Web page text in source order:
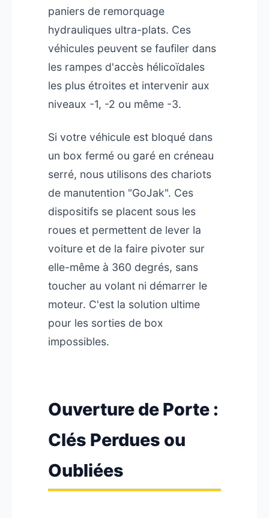
paniers de remorquage
hydrauliques ultra-plats. Ces
véhicules peuvent se faufiler dans
les rampes d'accès hélicoïdales
les plus étroites et intervenir aux
niveaux -1, -2 ou même -3.
Si votre véhicule est bloqué dans
un box fermé ou garé en créneau
serré, nous utilisons des chariots
de manutention "GoJak". Ces
dispositifs se placent sous les
roues et permettent de lever la
voiture et de la faire pivoter sur
elle-même à 360 degrés, sans
toucher au volant ni démarrer le
moteur. C'est la solution ultime
pour les sorties de box
impossibles.
Ouverture de Porte :
Clés Perdues ou
Oubliées